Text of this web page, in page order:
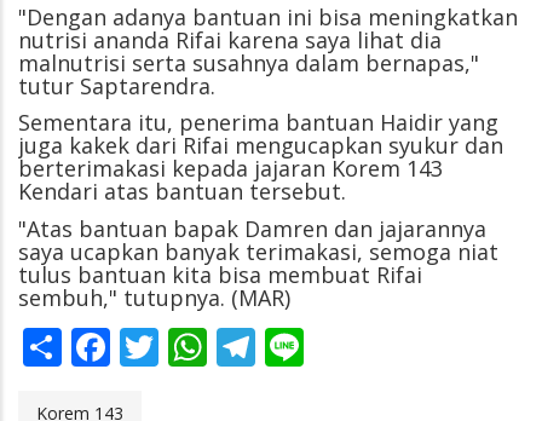
"Dengan adanya bantuan ini bisa meningkatkan
nutrisi ananda Rifai karena saya lihat dia
malnutrisi serta susahnya dalam bernapas,"
tutur Saptarendra.
Sementara itu, penerima bantuan Haidir yang
juga kakek dari Rifai mengucapkan syukur dan
berterimakasi kepada jajaran Korem 143
Kendari atas bantuan tersebut.
"Atas bantuan bapak Damren dan jajarannya
saya ucapkan banyak terimakasi, semoga niat
tulus bantuan kita bisa membuat Rifai
sembuh," tutupnya. (MAR)
ShareFacebook
Twitter
WhatsApp
Telegram
Korem 143